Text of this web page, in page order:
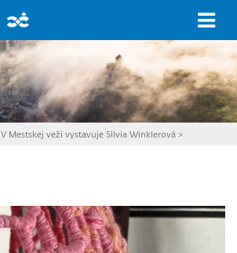
V Mestskej veži vystavuje Silvia Winklerová >